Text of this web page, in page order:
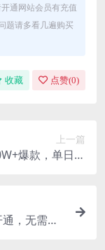
通网站会员有充值
题请多看几遍购买
收藏 点赞(0)
上一篇
爆款，单日变
，无需囤